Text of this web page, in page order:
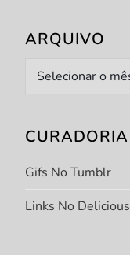
ARQUIVO
Arquivo
CURADORIA
Gifs No Tumblr
Links No Delicious